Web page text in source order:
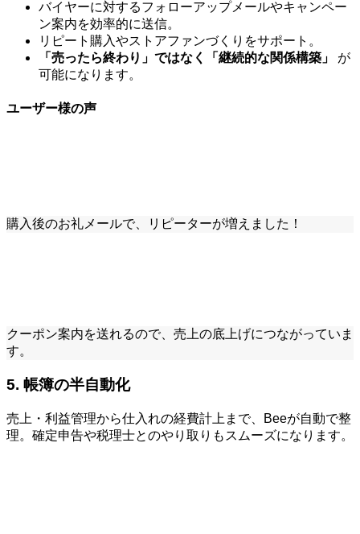
バイヤーに対するフォローアップメールやキャンペー
ン案内を効率的に送信。
リピート購入やストアファンづくりをサポート。
「売ったら終わり」ではなく「継続的な関係構築」
が
可能になります。
ユーザー様の声
購入後のお礼メールで、リピーターが増えました！
クーポン案内を送れるので、売上の底上げにつながっていま
す。
5. 帳簿の半自動化
売上・利益管理から仕入れの経費計上まで、Beeが自動で整
理。確定申告や税理士とのやり取りもスムーズになります。